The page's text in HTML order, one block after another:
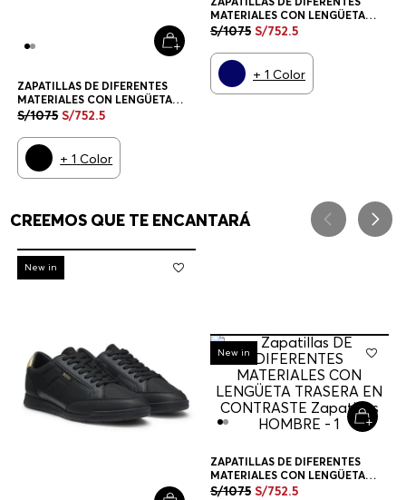
ZAPATILLAS DE DIFERENTES
MATERIALES CON LENGÜETA
TRASERA EN CONTRASTE
S/1075 S/752.5
+1 Color
MATERIALES CON LENGÜETA
TRASERA EN CONTRASTE
S/1075 S/752.5
+ 1 Color
CREEMOS QUE TE ENCANTARÁ
-30%
New in
-30%
New in
ZAPATILLAS DE DIFERENTES
MATERIALES CON LENGÜETA
TRASERA EN CONTRASTE
S/1075 S/752.5